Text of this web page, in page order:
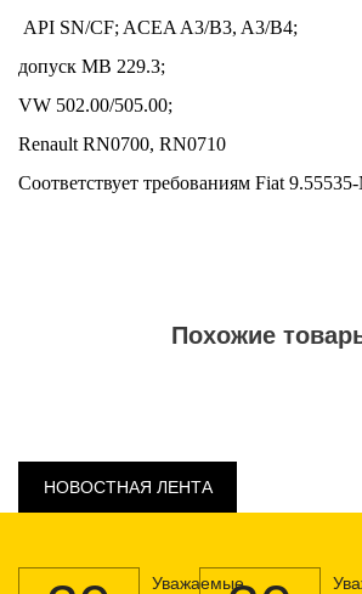
API SN/CF; ACEA A3/B3, A3/B4;
дoпуcк MB 229.3;
VW 502.00/505.00;
Renault RN0700, RN0710
Сooтвeтcтвуeт трeбoвaниям Fiat
Похожие
НОВОСТНАЯ ЛЕНТА
Уважаемые